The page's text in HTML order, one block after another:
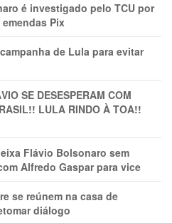
é investigado pelo TCU por
Pix
de Lula para evitar
SE DESESPERAM COM
LULA RINDO À TOA!!
Flávio Bolsonaro sem
Alfredo Gaspar para vice
se reúnem na casa de
diálogo